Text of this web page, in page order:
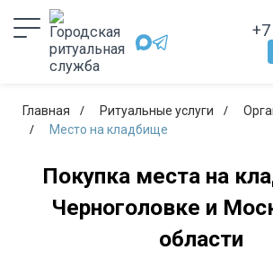
Главная Ритуальные услуги
Место на кладбище
Покупка места на
Черноголовке и
области